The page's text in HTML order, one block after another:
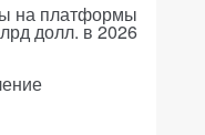
на платформы
долл. в 2026